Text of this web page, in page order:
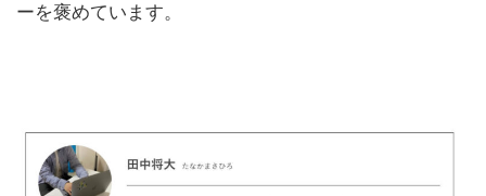
ーを褒めています。